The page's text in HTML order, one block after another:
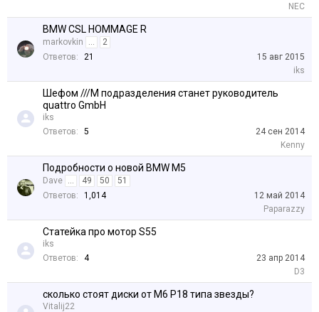
NEC
BMW CSL HOMMAGE R
markovkin ...
2
Ответов:
21
15 авг 2015
iks
Шефом ///M подразделения станет руководитель
quattro GmbH
iks
Ответов:
5
24 сен 2014
Kenny
Подробности о новой BMW M5
Dave ... 49 50
51
Ответов:
1,014
12 май 2014
Paparazzy
Статейка про мотор S55
iks
Ответов:
4
23 апр 2014
D3
сколько стоят диски от М6 Р18 типа звезды?
Vitalij22